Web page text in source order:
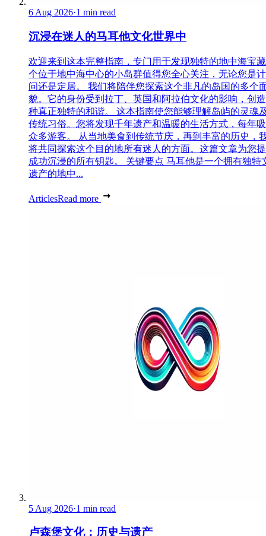
6 Aug 2026·1 min read
沉浸在迷人的马耳他文化世界中
欢迎来到这本完整指南，专门用于发现独特的地中海宝
个位于地中海中心的小岛群值得您全心关注，无论您是
问还是定居。 我们将陪伴您探索这个非凡的岛国的多个
貌。它的身份受到拉丁、英国和阿拉伯文化的影响，创
种真正独特的和谐。 这本指南使您能够理解岛屿的灵魂
传统习俗。您将发现千年遗产和温暖的生活方式，每年
众多游客。 从当地美食到传统节庆，再到丰富的历史，
将共同探索这个目的地所有迷人的方面。这篇文章为您
成功沉浸的所有钥匙。 关键要点 马耳他是一个拥有独特
遗产的地中...
ArticlesRead more
5 Aug 2026·1 min read
卢森堡文化：历史与遗产